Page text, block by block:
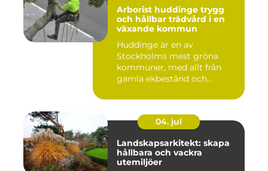
Arborist huddinge trygg
och hållbar trädvård i en
växande kommun
Huddinge är en av
Stockholms mest gröna
kommuner, med allt från
gamla ekbestånd och
04. jul
Landskapsarkitekt: skapa
hållbara och vackra
utemiljöer